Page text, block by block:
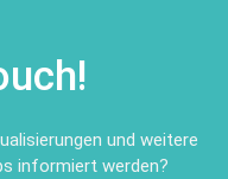
und weitere
informiert werden?